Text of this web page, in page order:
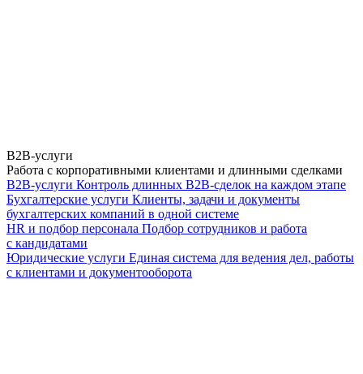
B2B-услуги
Работа с корпоративными клиентами и длинными сделками
B2B-услуги Контроль длинных B2B-сделок на каждом этапе
Бухгалтерские услуги Клиенты, задачи и документы
бухгалтерских компаний в одной системе
HR и подбор персонала Подбор сотрудников и работа
с кандидатами
Юридические услуги Единая система для ведения дел, работы
с клиентами и документооборота